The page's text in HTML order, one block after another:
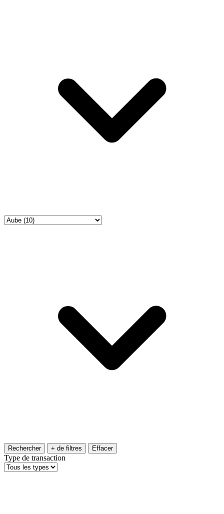
Rechercher + de filtres Effacer
Type de transaction